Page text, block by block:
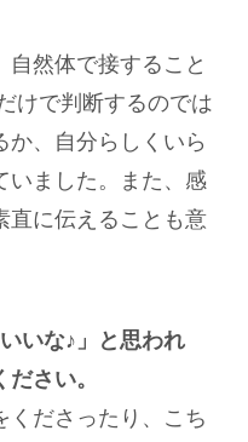
自然体で接すること
けで判断するのでは
か、自分らしくいら
いました。また、感
直に伝えることも意
いな♪」と思われ
さい。
くださったり、こち